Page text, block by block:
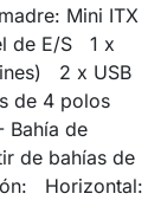
Mini ITX
de E/S 1 x
2 x USB
de 4 polos
Bahía de
de bahías de
Horizontal: